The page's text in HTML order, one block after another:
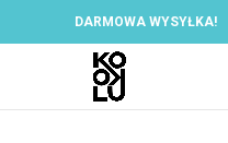
DARMOWA WYSYŁKA!